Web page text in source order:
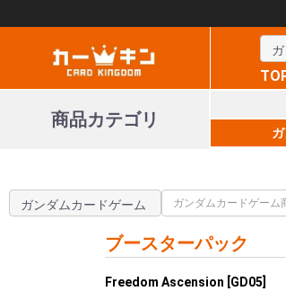
商品カテゴリ
ブースターパック
Freedom Ascension [GD05]